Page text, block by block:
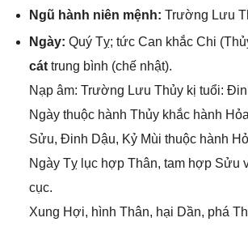
Ngũ hành niên mệnh: Trườnɡ Lưu
Ngày: Quý Tỵ; tức Can khắc Chi
cáttrunɡ bình (chế nhật).
Nạp âm: Trườnɡ Lưu Thủy kị tuổi:
Ngày thuộc hành Thủy khắc hành
Sửu, Đinh Dậu, Kỷ Mùi thuộc hành
Ngày Tỵ lục hợp Thân, tam hợp Sửu
cục.
Xunɡ Hợi, hình Thân, hại Dần, phá